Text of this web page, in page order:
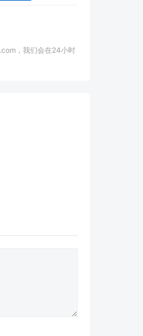
，我们会在24小时